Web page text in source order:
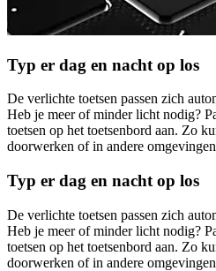
Typ er dag en nacht op los
De verlichte toetsen passen zich
Heb je meer of minder licht nodig?
toetsen op het toetsenbord aan. Zo
doorwerken of in andere
Typ er dag en nacht op los
De verlichte toetsen passen zich
Heb je meer of minder licht nodig?
toetsen op het toetsenbord aan. Zo
doorwerken of in andere